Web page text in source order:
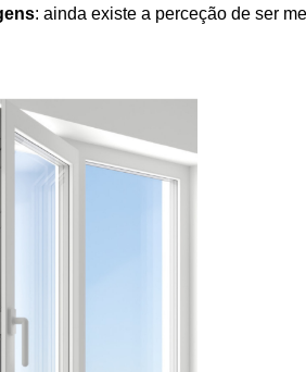
: ainda existe a perceção de ser